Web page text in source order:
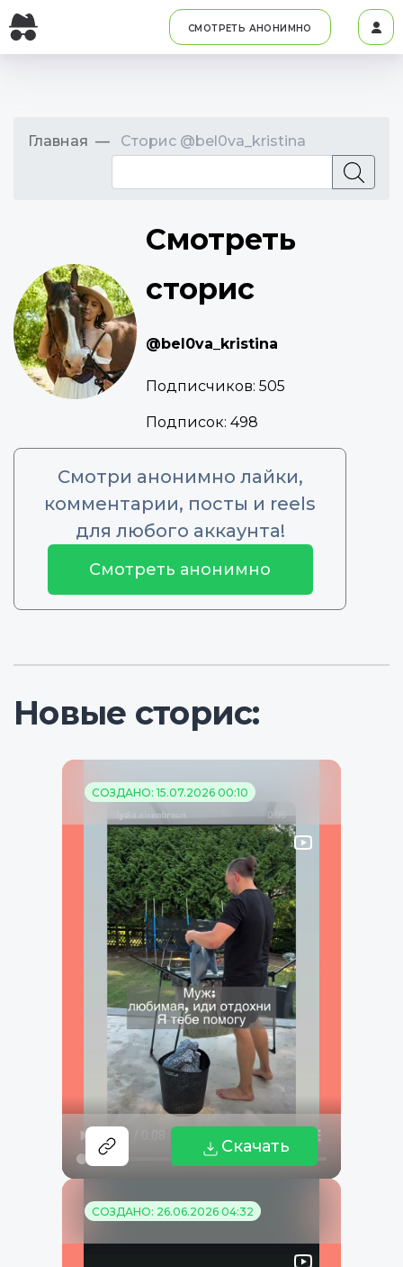
СМОТРЕТЬ АНОНИМНО
Главная Сторис @bel0va_kristina
Смотреть
сторис
@bel0va_kristina
Подписчиков: 505
Подписок: 498
Смотри анонимно лайки,
комментарии, посты и reels
для любого аккаунта!
Смотреть анонимно
Новые сторис:
СОЗДАНО: 15.07.2026 00:10
Скачать
СОЗДАНО: 26.06.2026 04:32